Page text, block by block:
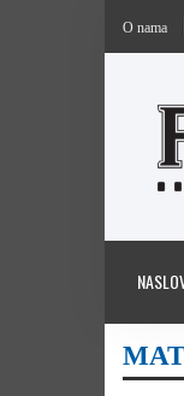
O nama